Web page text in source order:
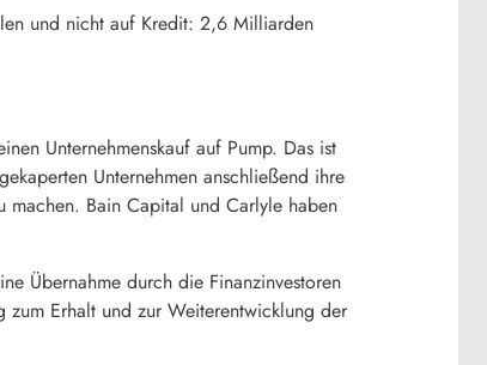
und nicht auf Kredit: 2,6 Milliarden
Unternehmenskauf auf Pump. Das ist
Unternehmen anschließend ihre
machen. Bain Capital und Carlyle haben
Übernahme durch die Finanzinvestoren
Erhalt und zur Weiterentwicklung der